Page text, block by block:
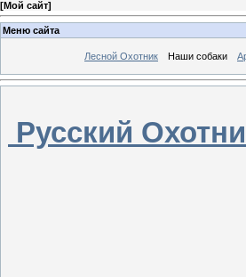
[Мой сайт]
Меню сайта
Лесной Охотник Наши собаки
Русский